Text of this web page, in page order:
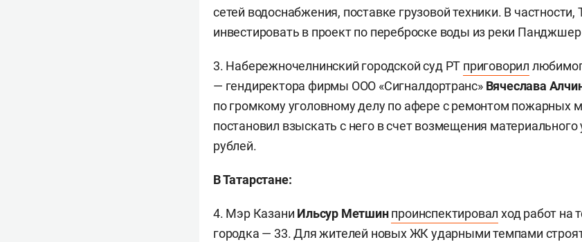
сетей водоснабжения, поставке грузовой техники. В
инвестировать в проект по переброске воды из реки
3. Набережночелнинский городской суд РТ приговорил
— гендиректора фирмы ООО «Сигналдортранс»Вячеслава
по громкому уголовному делу по афере с ремонтом пожарных
постановил взыскать с него в счет возмещения
рублей.
В Татарстане:
4. Мэр Казани Ильсур Метшин проинспектировал ход работ на
городка — 33. Для жителей новых ЖК ударными темпами